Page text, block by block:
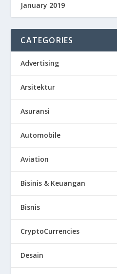
January 2019
CATEGORIES
Advertising
Arsitektur
Asuransi
Automobile
Aviation
Bisinis & Keuangan
Bisnis
CryptoCurrencies
Desain